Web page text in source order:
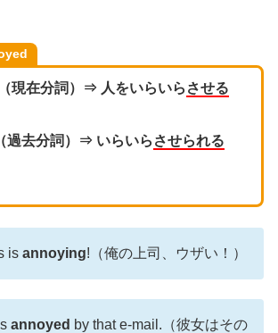
現在分詞）⇒ 人をいらいら させる
過去分詞）⇒ いらいら させられる
is annoying!（俺の上司、ウザい！）
annoyed by that e-mail.（彼女はその